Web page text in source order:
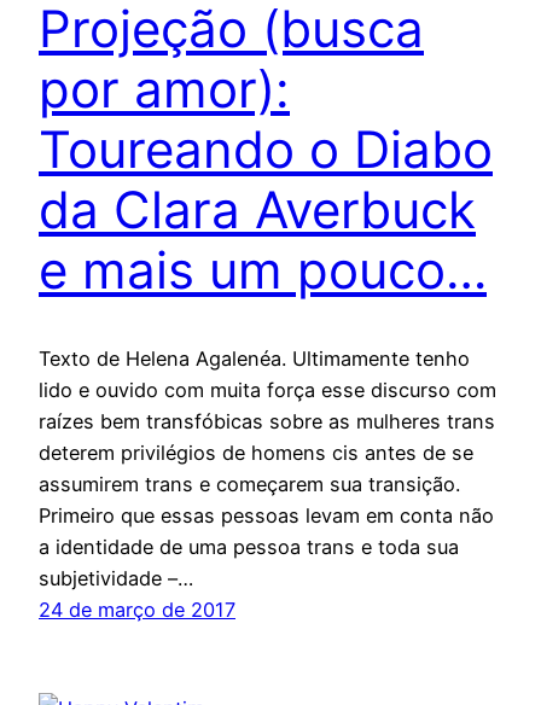
Projeção (busca
por amor):
Toureando o Diabo
da Clara Averbuck
e mais um pouco…
Texto de Helena Agalenéa. Ultimamente tenho
lido e ouvido com muita força esse discurso com
raízes bem transfóbicas sobre as mulheres trans
deterem privilégios de homens cis antes de se
assumirem trans e começarem sua transição.
Primeiro que essas pessoas levam em conta não
a identidade de uma pessoa trans e toda sua
subjetividade –…
24 de março de 2017